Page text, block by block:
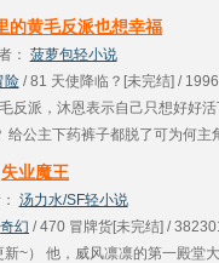
的悟道之路，一段不一样的传奇
的黄毛反派也想幸福
菠萝包轻小说
险/ 81 天使降临？[未完结] /
反派，沐恩表示自己只想好好
给公主下药裤子都脱了可为何主
女为何频频向我暗送秋波？ 就
失业魔王
汤力水/SF轻小说
奇幻 / 470 冒牌货[未完结] /
新~） 他，威风凛凛的第一殿堂